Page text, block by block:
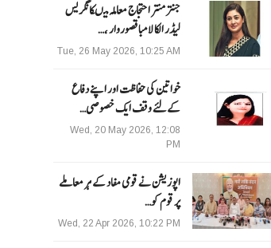
جنتر منتر احتجاج معاملہ میںکانگریس
لیڈر الکا لامبا قصوروار ،…
Tue, 26 May 2026, 10:25 AM
خواتین کی حفاظت اور اپنے دفاع
کےلئے وقف ایک خصوصی…
Wed, 20 May 2026, 12:08
PM
اپوزیشن نے قومی مفاد کے ہر معاملے
پر قوم کو…
Wed, 22 Apr 2026, 10:22 PM